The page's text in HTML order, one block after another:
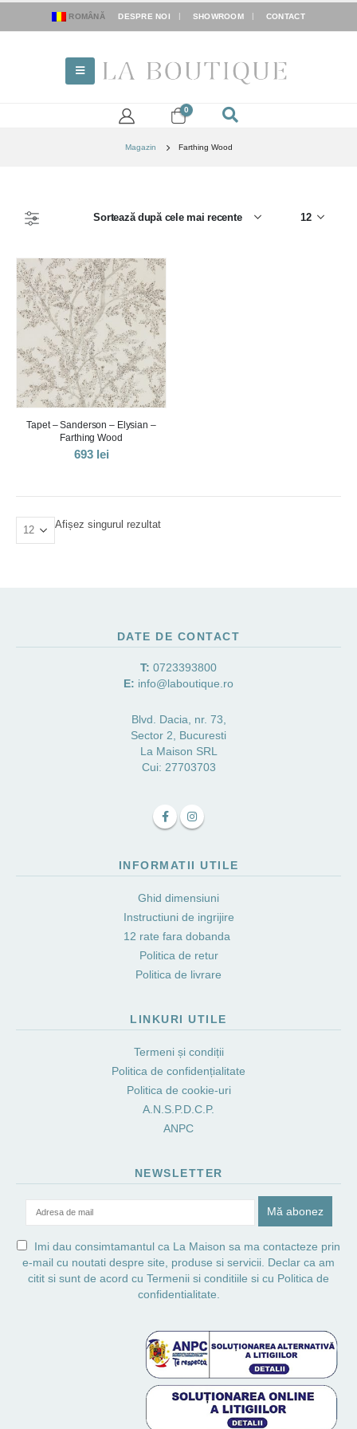
ROMÂNĂ DESPRE NOI SHOWROOM CONTACT
0
Magazin Farthing Wood
Tapet – Sanderson – Elysian –
Farthing Wood
693 lei
Afișez singurul rezultat
DATE DE CONTACT
T: 0723393800
E: info@laboutique.ro
Blvd. Dacia, nr. 73,
Sector 2, Bucuresti
La Maison SRL
Cui: 27703703
INFORMATII UTILE
Ghid dimensiuni
Instructiuni de ingrijire
12 rate fara dobanda
Politica de retur
Politica de livrare
LINKURI UTILE
Termeni și condiții
Politica de confidențialitate
Politica de cookie-uri
A.N.S.P.D.C.P.
ANPC
NEWSLETTER
Imi dau consimtamantul ca La Maison sa ma contacteze prin
e-mail cu noutati despre site, produse si servicii. Declar ca am
citit si sunt de acord cu Termenii si conditiile si cu Politica de
confidentialitate.